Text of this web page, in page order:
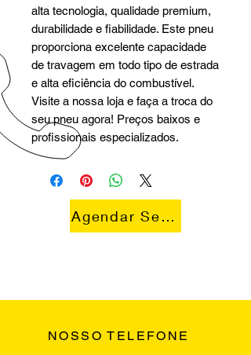
alta tecnologia, qualidade premium,
durabilidade e fiabilidade. Este pneu
proporciona excelente capacidade
de travagem em todo tipo de estrada
e alta eficiência do combustível.
Visite a nossa loja e faça a troca do
seu pneu agora! Preços baixos e
profissionais especializados.
Agendar Serviço
NOSSO TELEFONE